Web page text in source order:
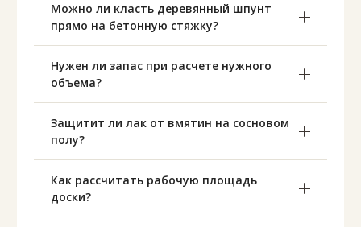
Можно ли класть деревянный шпунт
прямо на бетонную стяжку?
Нужен ли запас при расчете нужного
объема?
Защитит ли лак от вмятин на сосновом
полу?
Как рассчитать рабочую площадь
доски?